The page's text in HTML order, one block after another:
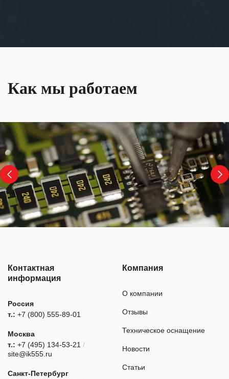
Как мы работаем
Контактная
информация
Россия
т.: +7 (800) 555-89-01
Москва
т.: +7 (495) 134-53-21 /
site@ik555.ru
Санкт-Петербург
Компания
О компании
Отзывы
Техническое оснащение
Новости
Статьи